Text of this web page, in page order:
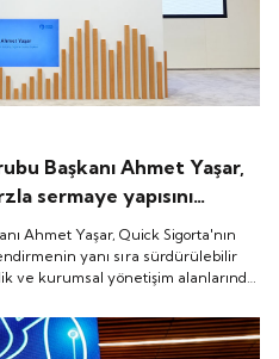
Başkanı Ahmet Yaşar,
sermaye yapısını
büyüme,
ve kurumsal yönetişim
girdiğini belirtti.
Ahmet Yaşar, Quick Sigorta'nın
yanı sıra sürdürülebilir
ve kurumsal yönetişim alanlarında